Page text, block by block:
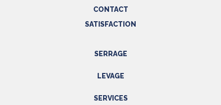
CONTACT
SATISFACTION
SERRAGE
Outils électriques
LEVAGE
SERVICES